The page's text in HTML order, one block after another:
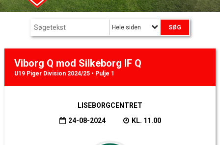
Hele siden
Viborg Q mod Silkeborg IF Q
U19 Piger Division 2024/25 • Pulje 1
LISEBORGCENTRET
24-08-2024
KL. 11.00